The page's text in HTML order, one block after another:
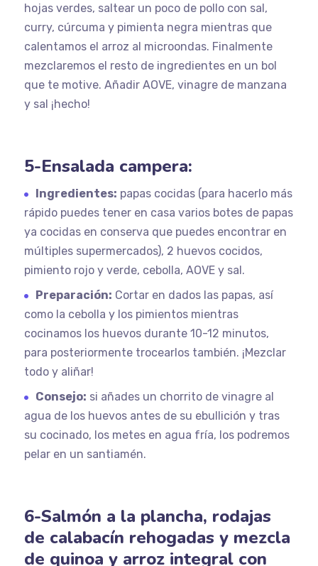
hojas verdes, saltear un poco de pollo con sal,
curry, cúrcuma y pimienta negra mientras que
calentamos el arroz al microondas. Finalmente
mezclaremos el resto de ingredientes en un bol
que te motive. Añadir AOVE, vinagre de manzana
y sal ¡hecho!
5-Ensalada campera:
Ingredientes: papas cocidas (para hacerlo más
rápido puedes tener en casa varios botes de papas
ya cocidas en conserva que puedes encontrar en
múltiples supermercados), 2 huevos cocidos,
pimiento rojo y verde, cebolla, AOVE y sal.
Preparación: Cortar en dados las papas, así
como la cebolla y los pimientos mientras
cocinamos los huevos durante 10-12 minutos,
para posteriormente trocearlos también. ¡Mezclar
todo y aliñar!
Consejo: si añades un chorrito de vinagre al
agua de los huevos antes de su ebullición y tras
su cocinado, los metes en agua fría, los podremos
pelar en un santiamén.
6-Salmón a la plancha, rodajas
de calabacín rehogadas y mezcla
de quinoa y arroz integral con